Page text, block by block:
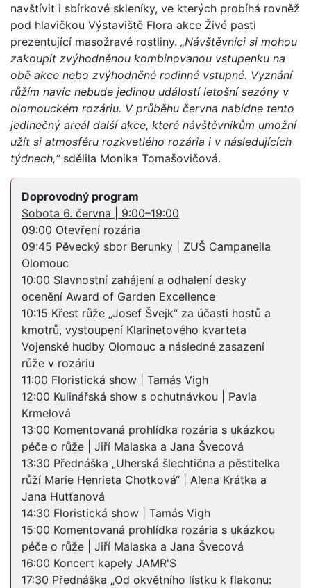
navštívit i sbírkové skleníky, ve kterých probíhá rovněž
pod hlavičkou Výstaviště Flora akce Živé pasti
prezentující masožravé rostliny. „Návštěvníci si mohou
zakoupit zvýhodněnou kombinovanou vstupenku na
obě akce nebo zvýhodněné rodinné vstupné. Vyznání
růžím navíc nebude jedinou událostí letošní sezóny v
olomouckém rozáriu. V průběhu června nabídne tento
jedinečný areál další akce, které návštěvníkům umožní
užít si atmosféru rozkvetlého rozária i v následujících
týdnech,“ sdělila Monika Tomašovičová.
Doprovodný program
Sobota 6. června | 9:00–19:00
09:00 Otevření rozária
09:45 Pěvecký sbor Berunky | ZUŠ Campanella
Olomouc
10:00 Slavnostní zahájení a odhalení desky
ocenění Award of Garden Excellence
10:15 Křest růže „Josef Švejk“ za účasti hostů a
kmotrů, vystoupení Klarinetového kvarteta
Vojenské hudby Olomouc a následné zasazení
růže v rozáriu
11:00 Floristická show | Tamás Vigh
12:00 Kulinářská show s ochutnávkou | Pavla
Krmelová
13:00 Komentovaná prohlídka rozária s ukázkou
péče o růže | Jiří Malaska a Jana Švecová
13:30 Přednáška „Uherská šlechtična a pěstitelka
růží Marie Henrieta Chotková“ | Alena Krátka a
Jana Hutťanová
14:30 Floristická show | Tamás Vigh
15:00 Komentovaná prohlídka rozária s ukázkou
péče o růže | Jiří Malaska a Jana Švecová
16:00 Koncert kapely JAMR'S
17:30 Přednáška „Od okvětního lístku k flakonu: